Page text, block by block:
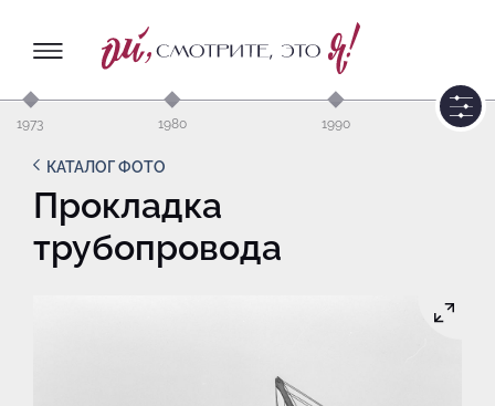
1973 1980 1990
КАТАЛОГ ФОТО
Прокладка
трубопровода